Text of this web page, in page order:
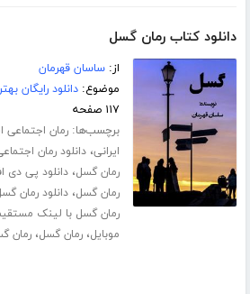
دانلود کتاب رمان گسل
از:ساسان قهرمان
موضوع:دانلود رایگان
۱۱۷ صفحه
برچسب‌ها:رمان اجتماعی
ایرانی،دانلود رمان
رمان گسل،دانلود پی دی
رمان گسل،دانلود رمان
رمان گسل با لینک
موبایل،رمان گسل،رمان